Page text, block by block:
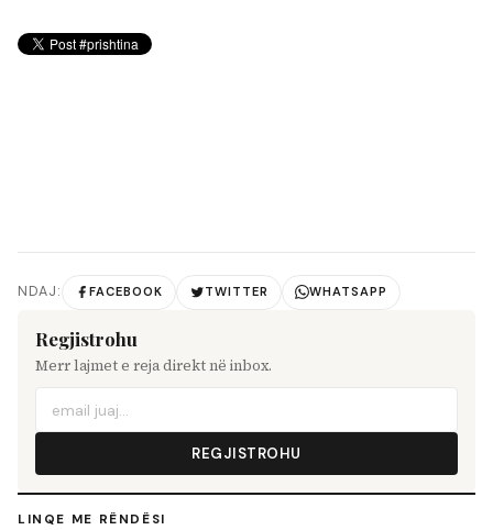
NDAJ: FACEBOOK TWITTER WHATSAPP
Regjistrohu
Merr lajmet e reja direkt në inbox.
REGJISTROHU
LINQE ME RËNDËSI